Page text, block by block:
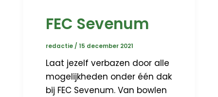
FEC Sevenum
redactie/15 december 2021
Laat jezelf verbazen door alle
mogelijkheden onder één dak
bij FEC Sevenum. Van bowlen